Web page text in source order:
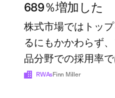
689％増加した
株式市場ではトッ
るにもかかわらず
品分野での採用率で
て後れを取っている
RWAsFinn Miller